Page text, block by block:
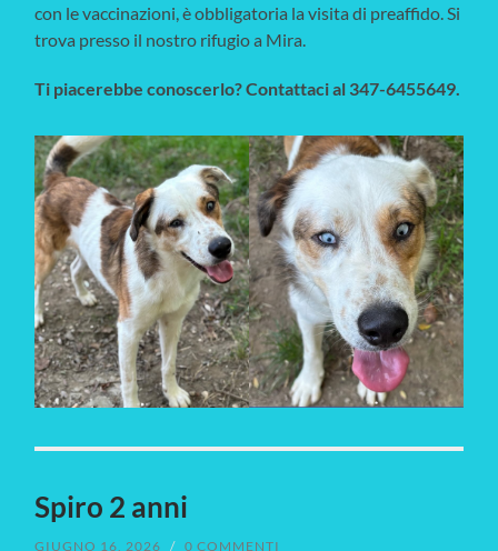
con le vaccinazioni, è obbligatoria la visita di preaffido. Si
trova presso il nostro rifugio a Mira.
Ti piacerebbe conoscerlo? Contattaci al 347-6455649.
Spiro 2 anni
GIUGNO 16, 2026 / 0 COMMENTI